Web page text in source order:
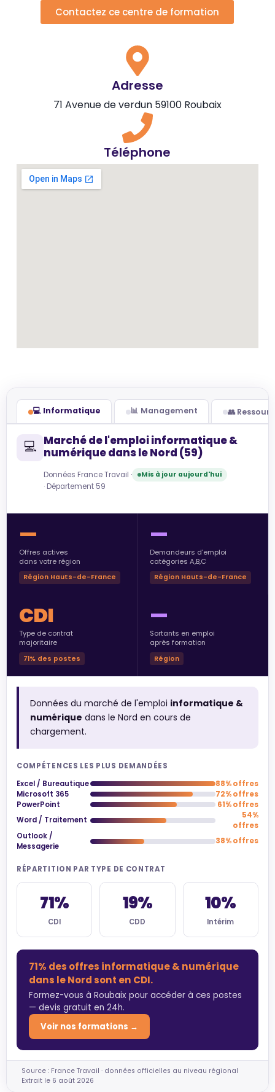
Contactez ce centre de formation
Adresse
71 Avenue de verdun 59100 Roubaix
Téléphone
💻 Informatique 📊 Management 👥
💻 Marché de l'emploi informatique &
numérique dans le Nord (59)
Données France Travail · Mis à jour aujourd'hui
· Département 59
—
Offres actives
dans votre région
Région Hauts-de-France
—
Demandeurs d'emploi
catégories A,B,C
Région Hauts-de-France
CDI
Type de contrat
majoritaire
71% des postes
—
Sortants en emploi
après formation
Région
Données du marché de l'emploi informatique &
numérique dans le Nord en cours de
chargement.
COMPÉTENCES LES PLUS DEMANDÉES
Excel / Bureautique
88% offres
Microsoft 365
72% offres
PowerPoint
61% offres
Word / Traitement
54%
offres
Outlook /
Messagerie
38% offres
RÉPARTITION PAR TYPE DE CONTRAT
71%
CDI
19%
CDD
10%
Intérim
71% des offres informatique & numérique
dans le Nord sont en CDI.
Formez-vous à Roubaix pour accéder à ces postes
— devis gratuit en 24h.
Voir nos formations →
Source : France Travail · données officielles au niveau régional
Extrait le 6 août 2026